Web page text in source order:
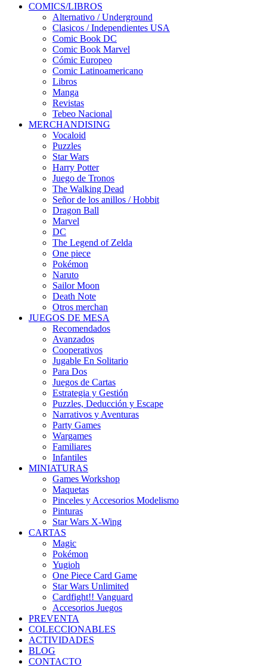
COMICS/LIBROS
Alternativo / Underground
Clasicos / Independientes USA
Comic Book DC
Comic Book Marvel
Cómic Europeo
Comic Latinoamericano
Libros
Manga
Revistas
Tebeo Nacional
MERCHANDISING
Vocaloid
Puzzles
Star Wars
Harry Potter
Juego de Tronos
The Walking Dead
Señor de los anillos / Hobbit
Dragon Ball
Marvel
DC
The Legend of Zelda
One piece
Pokémon
Naruto
Sailor Moon
Death Note
Otros merchan
JUEGOS DE MESA
Recomendados
Avanzados
Cooperativos
Jugable En Solitario
Para Dos
Juegos de Cartas
Estrategia y Gestión
Puzzles, Deducción y Escape
Narrativos y Aventuras
Party Games
Wargames
Familiares
Infantiles
MINIATURAS
Games Workshop
Maquetas
Pinceles y Accesorios Modelismo
Pinturas
Star Wars X-Wing
CARTAS
Magic
Pokémon
Yugioh
One Piece Card Game
Star Wars Unlimited
Cardfight!! Vanguard
Accesorios Juegos
PREVENTA
COLECCIONABLES
ACTIVIDADES
BLOG
CONTACTO